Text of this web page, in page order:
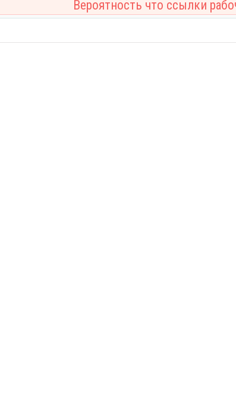
Вероятность что ссылки